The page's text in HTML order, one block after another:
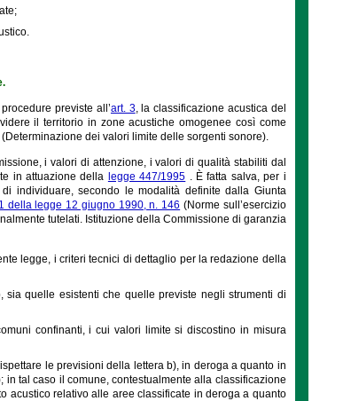
previste all’art. 3, la classificazione acustica del
il territorio in zone acustiche omogenee così come
(Determinazione dei valori limite delle sorgenti sonore).
i valori di attenzione, i valori di qualità stabiliti dal
in attuazione della legge 447/1995 . È fatta salva, per i
individuare, secondo le modalità definite dalla Giunta
della legge 12 giugno 1990, n. 146 (Norme sull’esercizio
tutelati. Istituzione della Commissione di garanzia
legge, i criteri tecnici di dettaglio per la redazione della
sia quelle esistenti che quelle previste negli strumenti di
confinanti, i cui valori limite si discostino in misura
le previsioni della lettera b), in deroga a quanto in
tal caso il comune, contestualmente alla classificazione
acustico relativo alle aree classificate in deroga a quanto